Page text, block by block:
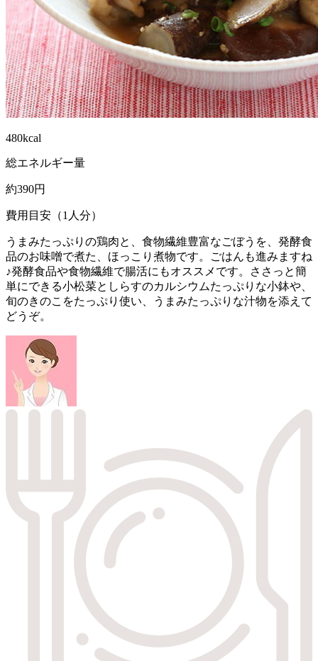
480kcal
総エネルギー量
約390円
費用目安（1人分）
うまみたっぷりの鶏肉と、食物繊維豊富なごぼうを、発酵食
品のお味噌で煮た、ほっこり煮物です。ごはんも進みますね
♪発酵食品や食物繊維で腸活にもオススメです。ささっと簡
単にできる小松菜としらすのカルシウムたっぷりな小鉢や、
旬のきのこをたっぷり使い、うまみたっぷりな汁物を添えて
どうぞ。